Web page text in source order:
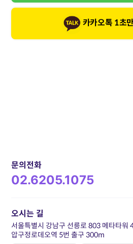
카카오톡 1초
문의전화
02.6205.1075
오시는 길
서울특별시 강남구 선릉로 803 메타타워
압구정로데오역 5번 출구 300m